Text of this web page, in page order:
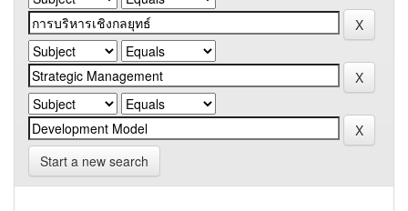
Start a new search